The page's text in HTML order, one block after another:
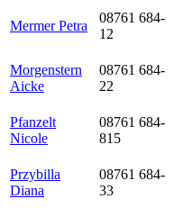
Mermer Petra
08761 684-
12
Morgenstern
Aicke
08761 684-
22
Pfanzelt
Nicole
08761 684-
815
Przybilla
Diana
08761 684-
33